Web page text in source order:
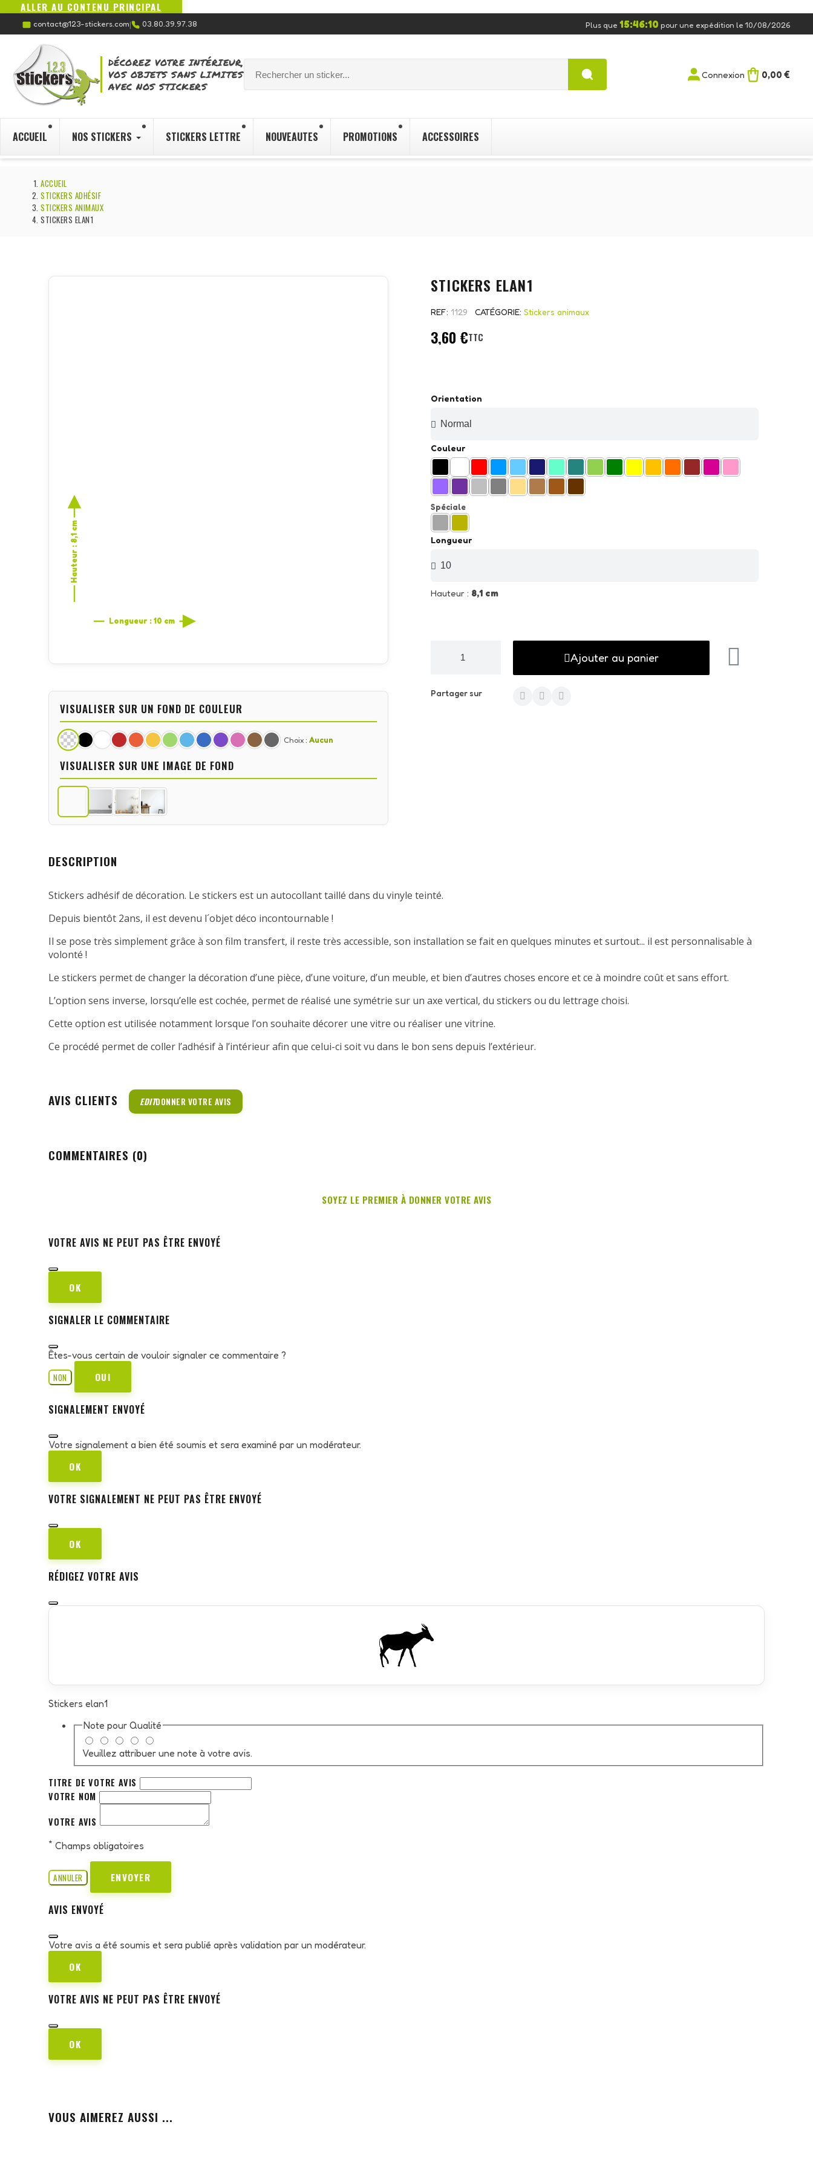
ALLER AU CONTENU PRINCIPAL
contact@123-stickers.com| 03.80.39.97.38 Plus que 15:46:09 pour une expédition le 10/08/2026
DÉCOREZ VOTRE INTÉRIEUR,
VOS OBJETS SANS LIMITES
AVEC NOS STICKERS
Connexion 0,00 €
ACCUEIL NOS STICKERS STICKERS LETTRE NOUVEAUTES PROMOTIONS ACCESSOIRES
ACCUEIL
STICKERS ADHÉSIF
STICKERS ANIMAUX
STICKERS ELAN1
Hauteur : 8,1 cm
Longueur : 10 cm
VISUALISER SUR UN FOND DE COULEUR
Choix : Aucun
VISUALISER SUR UNE IMAGE DE FOND
STICKERS ELAN1
REF 1129 CATÉGORIE Stickers animaux
3,60 €TTC
Orientation
Couleur
Spéciale
Longueur
Hauteur : 8,1 cm
Ajouter au panier
Partager sur
DESCRIPTION
Stickers adhésif de décoration. Le stickers est un autocollant taillé dans du vinyle teinté.
Depuis bientôt 2ans, il est devenu l´objet déco incontournable !
Il se pose très simplement grâce à son film transfert, il reste très accessible, son installation se fait en quelques minutes et surtout... il est personnalisable à
volonté !
Le stickers permet de changer la décoration d’une pièce, d’une voiture, d’un meuble, et bien d’autres choses encore et ce à moindre coût et sans effort.
L’option sens inverse, lorsqu’elle est cochée, permet de réalisé une symétrie sur un axe vertical, du stickers ou du lettrage choisi.
Cette option est utilisée notamment lorsque l’on souhaite décorer une vitre ou réaliser une vitrine.
Ce procédé permet de coller l’adhésif à l’intérieur afin que celui-ci soit vu dans le bon sens depuis l’extérieur.
AVIS CLIENTS EDITDONNER VOTRE AVIS
COMMENTAIRES (0)
SOYEZ LE PREMIER À DONNER VOTRE AVIS
VOTRE AVIS NE PEUT PAS ÊTRE ENVOYÉ
OK
SIGNALER LE COMMENTAIRE
Êtes-vous certain de vouloir signaler ce commentaire ?
NON
OUI
SIGNALEMENT ENVOYÉ
Votre signalement a bien été soumis et sera examiné par un modérateur.
OK
VOTRE SIGNALEMENT NE PEUT PAS ÊTRE ENVOYÉ
OK
RÉDIGEZ VOTRE AVIS
Stickers elan1
Note pour Qualité
Veuillez attribuer une note à votre avis.
TITRE DE VOTRE AVIS
VOTRE NOM
VOTRE AVIS
* Champs obligatoires
ANNULER ENVOYER
AVIS ENVOYÉ
Votre avis a été soumis et sera publié après validation par un modérateur.
OK
VOTRE AVIS NE PEUT PAS ÊTRE ENVOYÉ
OK
VOUS AIMEREZ AUSSI ...